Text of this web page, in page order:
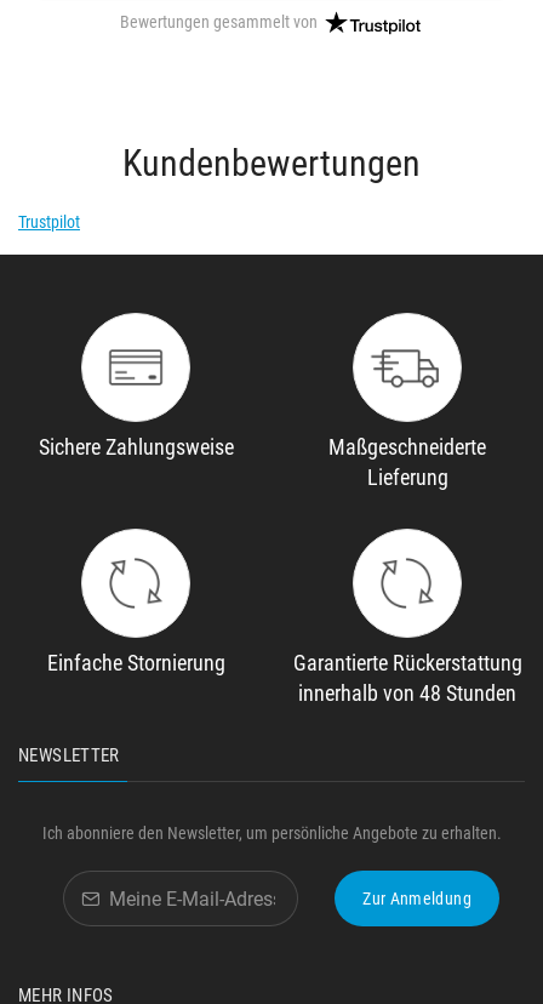
Bewertungen gesammelt von
Kundenbewertungen
Trustpilot
Sichere Zahlungsweise
Maßgeschneiderte
Lieferung
Einfache Stornierung
Garantierte Rückerstattung
innerhalb von 48 Stunden
NEWSLETTER
Ich abonniere den Newsletter, um persönliche Angebote zu erhalten.
Zur Anmeldung
MEHR INFOS